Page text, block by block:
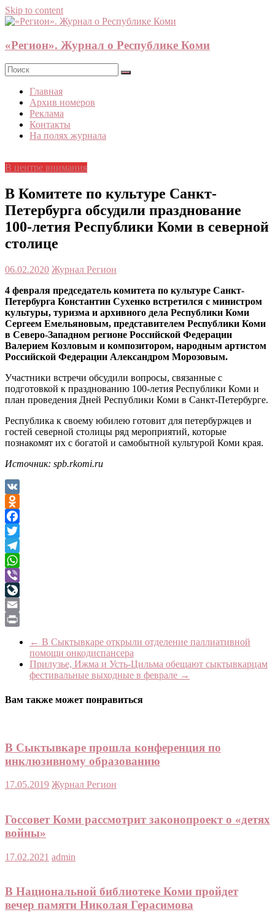
Skip to content
«Регион». Журнал о Республике Коми
Главная
Архив номеров
Реклама
Контакты
На полях журнала
В центре внимания
В Комитете по культуре Санкт-
Петербурга обсудили празднование
100-летия Республики Коми в северной
столице
06.02.2020 Журнал Регион
4 февраля председатель комитета по культуре Санкт-
Петербурга Константин Сухенко встретился с министром
культуры, туризма и архивного дела Республики Коми
Сергеем Емельяновым, представителем Республики Коми
в Северо-Западном регионе Российской Федерации
Валерием Козловым и композитором, народным артистом
Российской Федерации Александром Морозовым.
Участники встречи обсудили вопросы, связанные с
подготовкой к празднованию 100-летия Республики Коми и
план проведения Дней Республики Коми в Санкт-Петербурге.
Республика к своему юбилею готовит для петербуржцев и
гостей северной столицы ряд мероприятий, которые
познакомят их с богатой и самобытной культурой Коми края.
Источник: spb.rkomi.ru
VK
Odnoklassniki
Facebook
Twitter
Telegram
WhatsApp
Viber
LiveJournal
Email
← В Сыктывкаре открыли отделение паллиативной
помощи онкодиспансера
Прилузье, Ижма и Усть-Цильма обещают сыктывкарцам
фестивальные выходные в феврале →
Вам также может понравиться
В Сыктывкаре прошла конференция по
инклюзивному образованию
17.05.2019 Журнал Регион
Госсовет Коми рассмотрит законопроект о «детях
войны»
17.02.2021 admin
В Национальной библиотеке Коми пройдет
вечер памяти Николая Герасимова